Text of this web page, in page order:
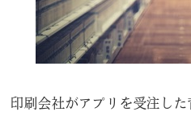
印刷会社がアプリを受注した